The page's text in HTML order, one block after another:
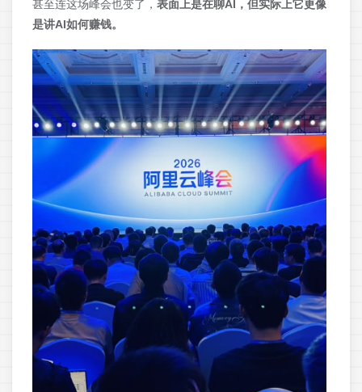
甚至连这场峰会也变了， 表面上是在聊AI，但实际上它更像
是讲AI如何赚钱。